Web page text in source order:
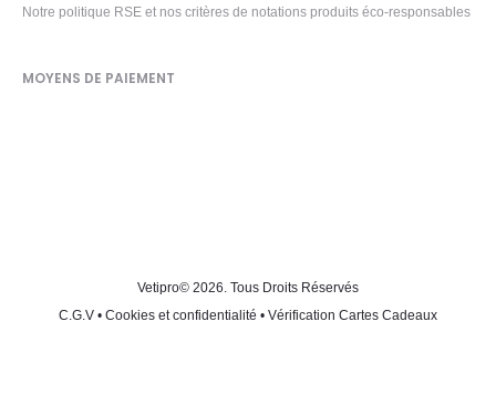
Notre politique RSE et nos critères de notations produits éco-responsables
MOYENS DE PAIEMENT
Vetipro© 2026. Tous Droits Réservés
C.G.V • Cookies et confidentialité • Vérification Cartes Cadeaux